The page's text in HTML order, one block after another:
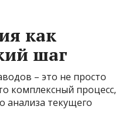
как
шаг
– это не просто
комплексный процесс,
текущего